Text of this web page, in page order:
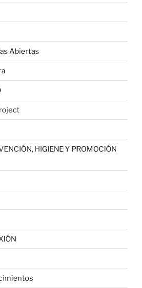
Abiertas
HIGIENE Y PROMOCIÓN